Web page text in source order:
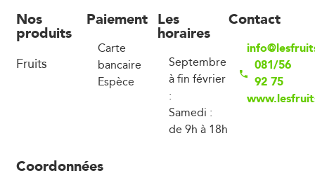
Nos
produits
Fruits
Paiement
Carte
bancaire
Espèce
Les
horaires
Septembre
à fin février
:
Samedi :
de 9h à 18h
Contact
081/56
92 75
Coordonnées